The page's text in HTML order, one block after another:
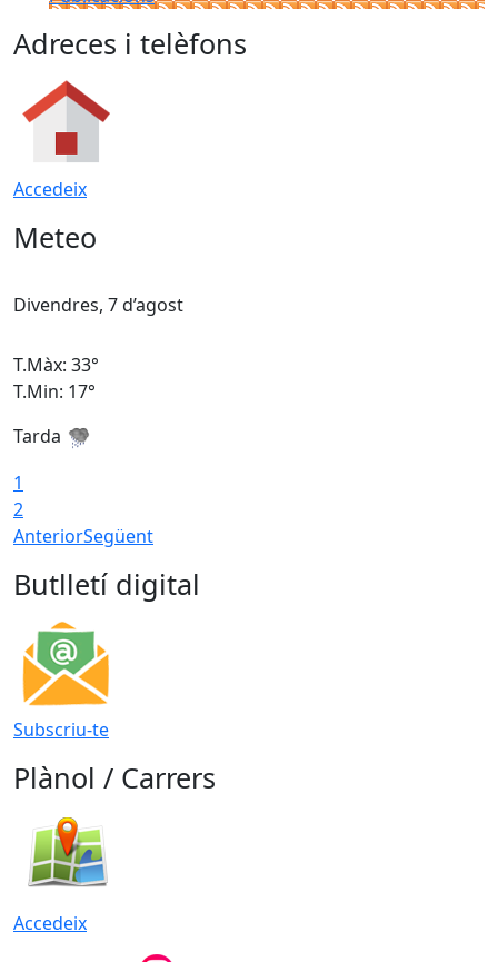
Adreces i telèfons
Accedeix
Meteo
Divendres, 7 d’agost
T.Màx: 33°
T.Min: 17°
Tarda
1
2
AnteriorSegüent
Butlletí digital
Subscriu-te
Plànol / Carrers
Accedeix